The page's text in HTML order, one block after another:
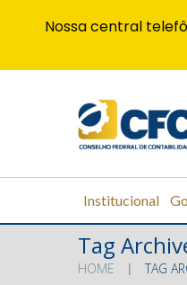
Institucional
Tag
HOME TAG
Nossa central